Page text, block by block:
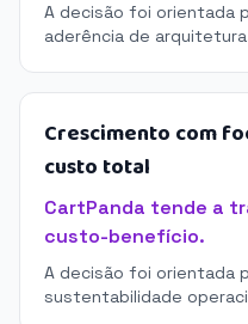
A decisão foi orientada
aderência de
Crescimento com
custo total
CartPanda tende a
custo-benefício.
A decisão foi orientada
sustentabilidade